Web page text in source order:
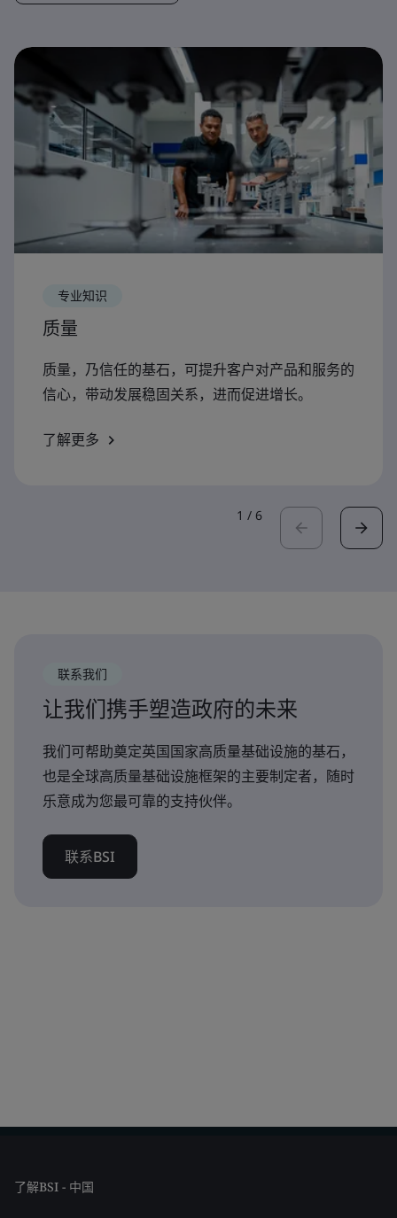
专业知识
质量
质量，乃信任的基石，可提升客户对产品和服务的
信心，带动发展稳固关系，进而促进增长。
了解更多
1 / 6
联系我们
让我们携手塑造政府的未来
我们可帮助奠定英国国家高质量基础设施的基石，
也是全球高质量基础设施框架的主要制定者，随时
乐意成为您最可靠的支持伙伴。
联系BSI
了解BSI - 中国